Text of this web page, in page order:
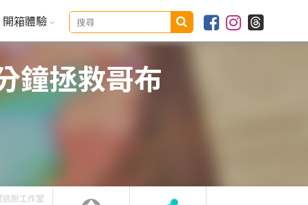
開箱體驗
鐘拯救哥布
逃脫工作室